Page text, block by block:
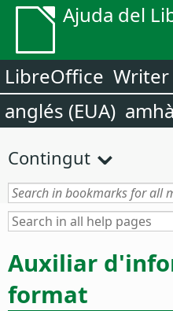
Ajuda del
LibreOffice Writer
anglés (EUA)
Contingut
Auxiliar
format